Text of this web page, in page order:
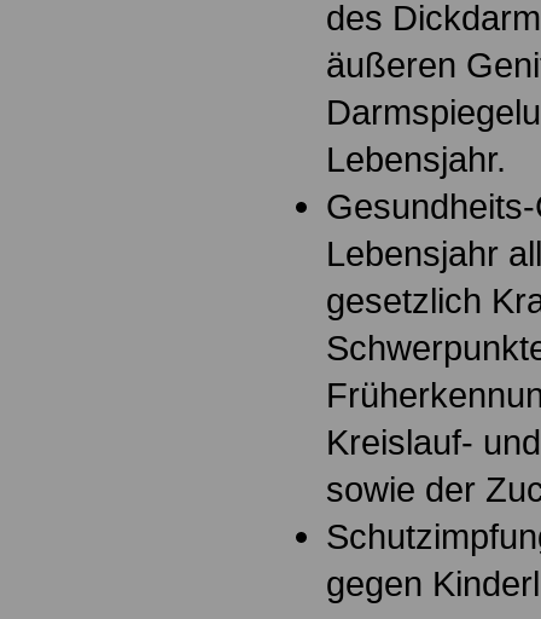
des
äußeren
Lebensjahr.
Lebensjahr
gesetzlich
Kreislauf-
sowie der
gegen